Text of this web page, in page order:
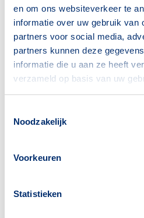
en om ons websiteverkeer te
informatie over uw gebruik van
partners voor social media,
partners kunnen deze
informatie die u aan ze heeft
verzameld op basis van uw
Noodzakelijk
Voorkeuren
Statistieken
DUO
Je (eventuele)
studieschuld staat
manier gemeld worden
hebben wij deze
schatting. Met Ockto
wij meteen veel